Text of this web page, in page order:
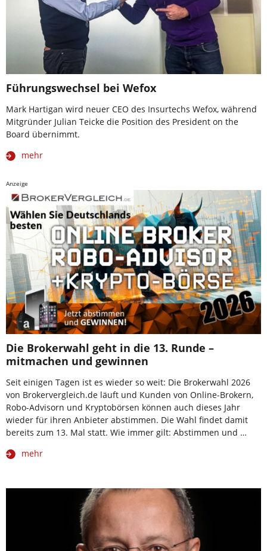
Führungswechsel bei Wefox
Mark Hartigan wird neuer CEO des Insurtechs Wefox, während
Mitgründer Julian Teicke die Position des President on the
Board übernimmt.
mehr
Anzeige
Die Brokerwahl geht in die 13. Runde –
mitmachen und gewinnen
Seit einigen Tagen ist es wieder so weit: Die Brokerwahl 2026
von Brokervergleich.de läuft und Kunden von Online-Brokern,
Robo-Advisorn und Kryptobörsen können auch dieses Jahr
wieder für ihren Anbieter abstimmen. Die Wahl findet damit
bereits zum 13. Mal statt. Wie immer gilt: Abstimmen und …
mehr